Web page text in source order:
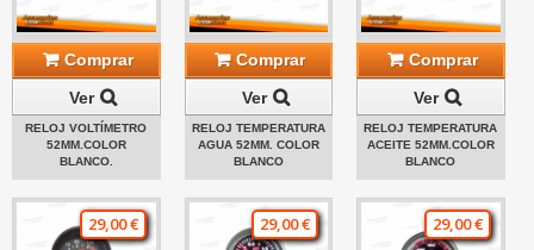
Comprar
Ver
RELOJ VOLTÍMETRO
52MM.COLOR
BLANCO.
Comprar
Ver
RELOJ TEMPERATURA
AGUA 52MM. COLOR
BLANCO
Comprar
Ver
RELOJ TEMPERATURA
ACEITE 52MM.COLOR
BLANCO
29,00 € 29,00 € 29,00 €